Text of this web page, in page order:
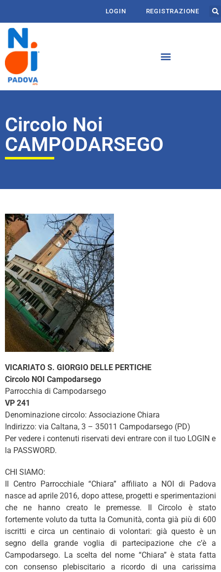
LOGIN REGISTRAZIONE
Circolo Noi
CAMPODARSEGO
VICARIATO S. GIORGIO DELLE PERTICHE
Circolo NOI Campodarsego
Parrocchia di Campodarsego
VP 241
Denominazione circolo: Associazione Chiara
Indirizzo: via Caltana, 3 – 35011 Campodarsego (PD)
Per vedere i contenuti riservati devi entrare con il tuo LOGIN e
la PASSWORD.
CHI SIAMO:
Il Centro Parrocchiale “Chiara” affiliato a NOI di Padova
nasce ad aprile 2016, dopo attese, progetti e sperimentazioni
che ne hanno creato le premesse. Il Circolo è stato
fortemente voluto da tutta la Comunità, conta già più di 600
iscritti e circa un centinaio di volontari: già questo è un
segno della grande voglia di partecipazione che c’è a
Campodarsego. La scelta del nome “Chiara” è stata fatta
con consenso plebiscitario a ricordo di una carissima